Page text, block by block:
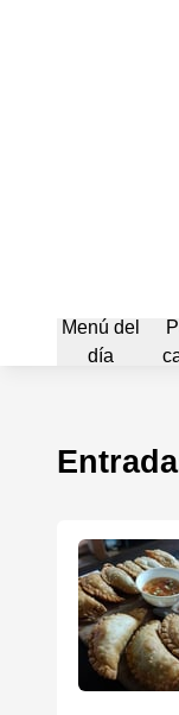
Menú del
día